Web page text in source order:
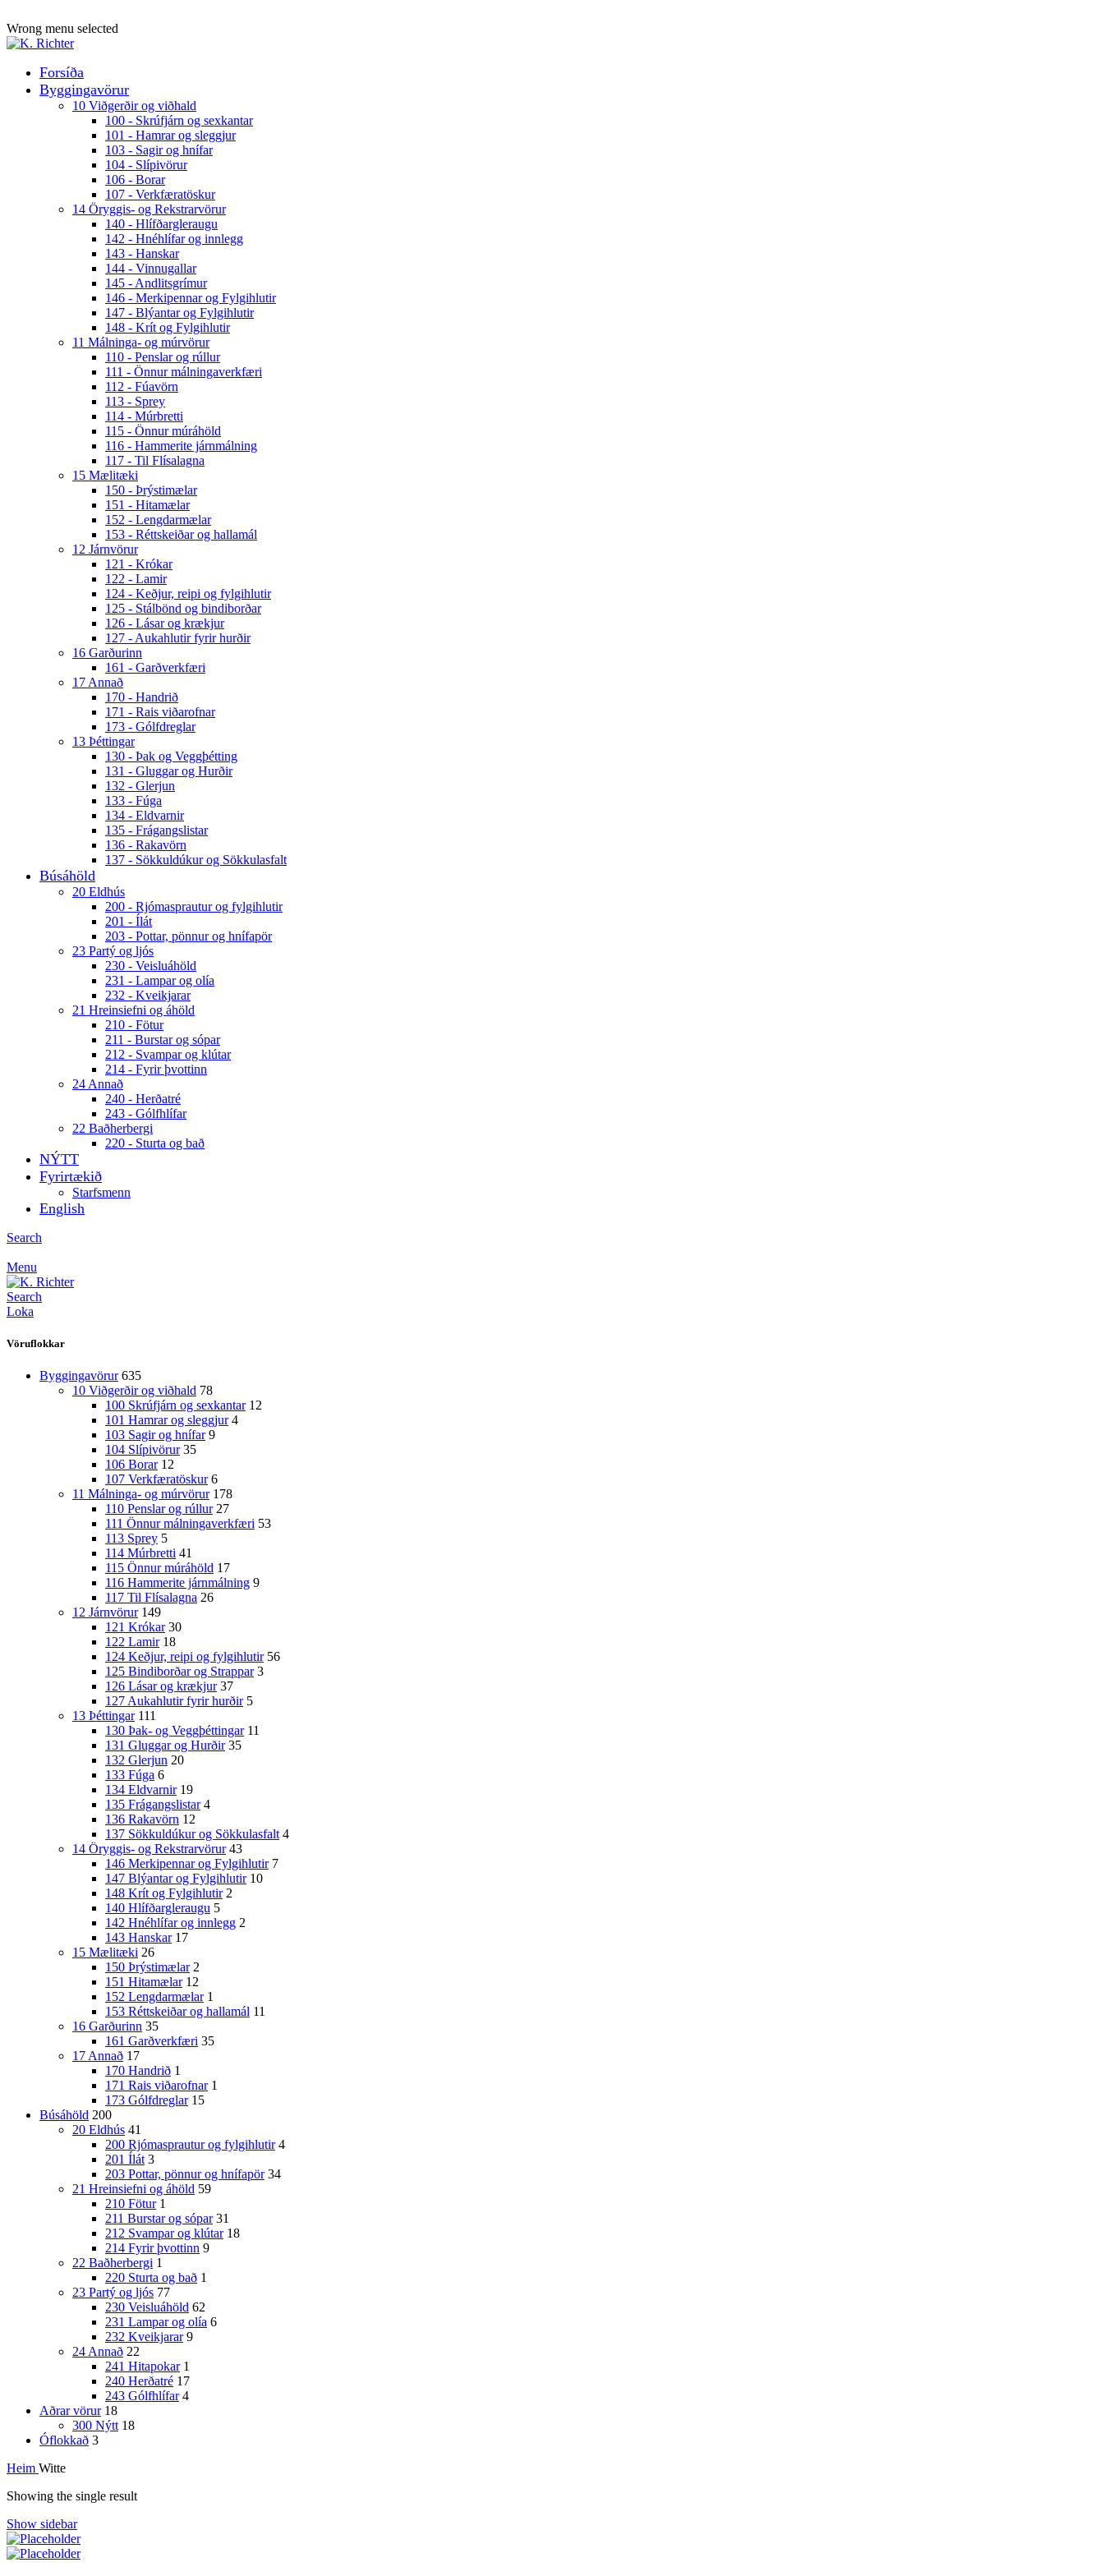
Wrong menu selected
Forsíða
Byggingavörur
10 Viðgerðir og viðhald
100 - Skrúfjárn og sexkantar
101 - Hamrar og sleggjur
103 - Sagir og hnífar
104 - Slípivörur
106 - Borar
107 - Verkfæratöskur
14 Öryggis- og Rekstrarvörur
140 - Hlífðargleraugu
142 - Hnéhlífar og innlegg
143 - Hanskar
144 - Vinnugallar
145 - Andlitsgrímur
146 - Merkipennar og Fylgihlutir
147 - Blýantar og Fylgihlutir
148 - Krít og Fylgihlutir
11 Málninga- og múrvörur
110 - Penslar og rúllur
111 - Önnur málningaverkfæri
112 - Fúavörn
113 - Sprey
114 - Múrbretti
115 - Önnur múráhöld
116 - Hammerite járnmálning
117 - Til Flísalagna
15 Mælitæki
150 - Þrýstimælar
151 - Hitamælar
152 - Lengdarmælar
153 - Réttskeiðar og hallamál
12 Járnvörur
121 - Krókar
122 - Lamir
124 - Keðjur, reipi og fylgihlutir
125 - Stálbönd og bindiborðar
126 - Lásar og krækjur
127 - Aukahlutir fyrir hurðir
16 Garðurinn
161 - Garðverkfæri
17 Annað
170 - Handrið
171 - Rais viðarofnar
173 - Gólfdreglar
13 Þéttingar
130 - Þak og Veggþétting
131 - Gluggar og Hurðir
132 - Glerjun
133 - Fúga
134 - Eldvarnir
135 - Frágangslistar
136 - Rakavörn
137 - Sökkuldúkur og Sökkulasfalt
Búsáhöld
20 Eldhús
200 - Rjómasprautur og fylgihlutir
201 - Ílát
203 - Pottar, pönnur og hnífapör
23 Partý og ljós
230 - Veisluáhöld
231 - Lampar og olía
232 - Kveikjarar
21 Hreinsiefni og áhöld
210 - Fötur
211 - Burstar og sópar
212 - Svampar og klútar
214 - Fyrir þvottinn
24 Annað
240 - Herðatré
243 - Gólfhlífar
22 Baðherbergi
220 - Sturta og bað
NÝTT
Fyrirtækið
Starfsmenn
English
Search
Menu
Search
Loka
Vöruflokkar
Byggingavörur 635
10 Viðgerðir og viðhald 78
100 Skrúfjárn og sexkantar 12
101 Hamrar og sleggjur 4
103 Sagir og hnífar 9
104 Slípivörur 35
106 Borar 12
107 Verkfæratöskur 6
11 Málninga- og múrvörur 178
110 Penslar og rúllur 27
111 Önnur málningaverkfæri 53
113 Sprey 5
114 Múrbretti 41
115 Önnur múráhöld 17
116 Hammerite járnmálning 9
117 Til Flísalagna 26
12 Járnvörur 149
121 Krókar 30
122 Lamir 18
124 Keðjur, reipi og fylgihlutir 56
125 Bindiborðar og Strappar 3
126 Lásar og krækjur 37
127 Aukahlutir fyrir hurðir 5
13 Þéttingar 111
130 Þak- og Veggþéttingar 11
131 Gluggar og Hurðir 35
132 Glerjun 20
133 Fúga 6
134 Eldvarnir 19
135 Frágangslistar 4
136 Rakavörn 12
137 Sökkuldúkur og Sökkulasfalt 4
14 Öryggis- og Rekstrarvörur 43
146 Merkipennar og Fylgihlutir 7
147 Blýantar og Fylgihlutir 10
148 Krít og Fylgihlutir 2
140 Hlífðargleraugu 5
142 Hnéhlífar og innlegg 2
143 Hanskar 17
15 Mælitæki 26
150 Þrýstimælar 2
151 Hitamælar 12
152 Lengdarmælar 1
153 Réttskeiðar og hallamál 11
16 Garðurinn 35
161 Garðverkfæri 35
17 Annað 17
170 Handrið 1
171 Rais viðarofnar 1
173 Gólfdreglar 15
Búsáhöld 200
20 Eldhús 41
200 Rjómasprautur og fylgihlutir 4
201 Ílát 3
203 Pottar, pönnur og hnífapör 34
21 Hreinsiefni og áhöld 59
210 Fötur 1
211 Burstar og sópar 31
212 Svampar og klútar 18
214 Fyrir þvottinn 9
22 Baðherbergi 1
220 Sturta og bað 1
23 Partý og ljós 77
230 Veisluáhöld 62
231 Lampar og olía 6
232 Kveikjarar 9
24 Annað 22
241 Hitapokar 1
240 Herðatré 17
243 Gólfhlífar 4
Aðrar vörur 18
300 Nýtt 18
Óflokkað 3
Heim Witte
Showing the single result
Show sidebar